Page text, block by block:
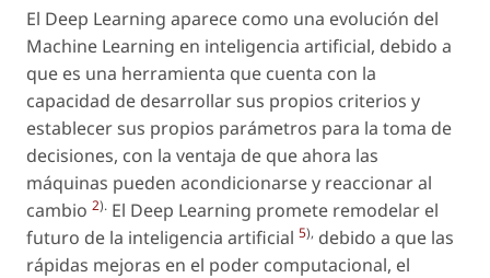
El Deep Learning aparece como una evolución del
Machine Learning en inteligencia artificial, debido a
que es una herramienta que cuenta con la
capacidad de desarrollar sus propios criterios y
establecer sus propios parámetros para la toma de
decisiones, con la ventaja de que ahora las
máquinas pueden acondicionarse y reaccionar al
cambio 2). El Deep Learning promete remodelar el
futuro de la inteligencia artificial 5), debido a que las
rápidas mejoras en el poder computacional, el